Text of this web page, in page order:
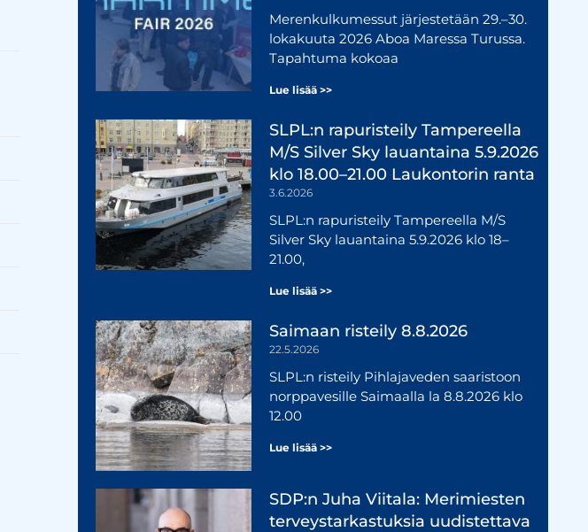
Merenkulkumessut järjestetään 29.–30.
lokakuuta 2026 Aboa Maressa Turussa.
Tapahtuma kokoaa
Lue lisää >>
SLPL:n rapuristeily Tampereella
M/S Silver Sky lauantaina 5.9.2026
klo 18.00–21.00 Laukontorin ranta
3.6.2026
SLPL:n rapuristeily Tampereella M/S
Silver Sky lauantaina 5.9.2026 klo 18–
21.00,
Lue lisää >>
Saimaan risteily 8.8.2026
22.5.2026
SLPL:n risteily Pihlajaveden saaristoon
norppavesille Saimaalla la 8.8.2026 klo
12.00
Lue lisää >>
SDP:n Juha Viitala: Merimiesten
terveystarkastuksia uudistettava